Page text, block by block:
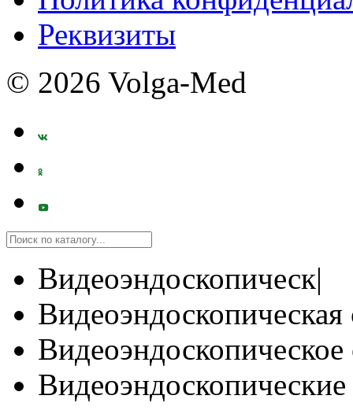
Реквизиты
© 2026 Volga-Med
Видеоэндоскопическ|
Видеоэндоскопическая